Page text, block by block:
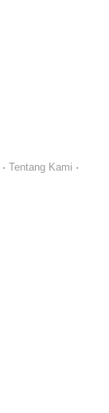
· Tentang Kami ·